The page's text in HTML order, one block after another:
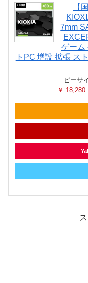
【
7mm
ゲーム
トPC 増設 拡張 ス
ピーサ
￥ 18,280